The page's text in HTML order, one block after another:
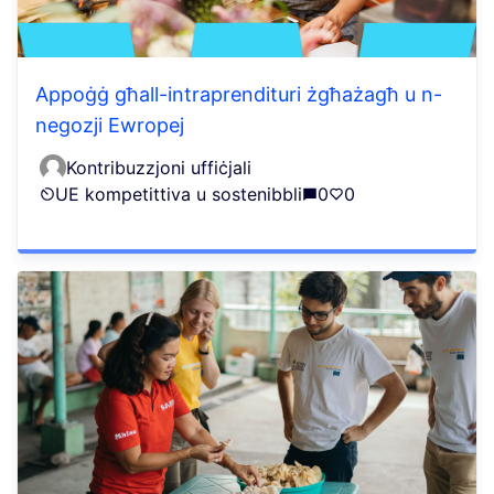
Appoġġ għall-intraprendituri żgħażagħ u n-
negozji Ewropej
Kontribuzzjoni uffiċjali
UE kompetittiva u sostenibbli
0 0